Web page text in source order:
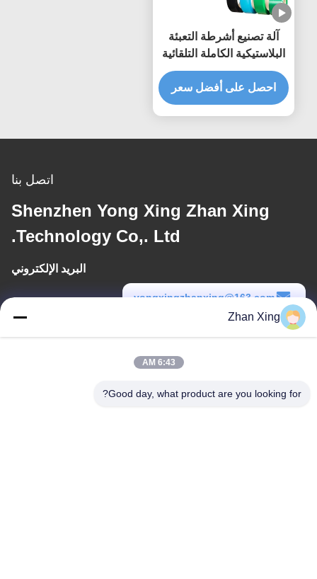
آلة تصنيع أشرطة التعبئة
البلاستيكية الكاملة التلقائية
احصل على أفضل سعر
اتصل بنا
Shenzhen Yong Xing Zhan Xing
Technology Co,. Ltd.
البريد الإلكتروني
yongxingzhanxing@163.com
Zhan Xing
6:43 AM
Good day, what product are you looking for?